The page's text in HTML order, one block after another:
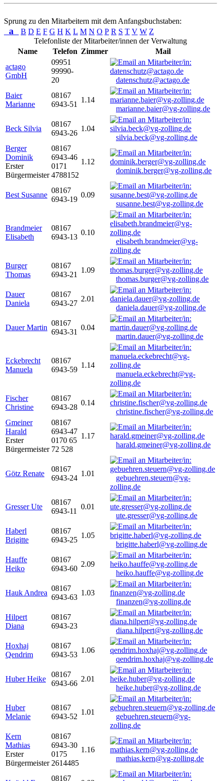
Sprung zu den Mitarbeitern mit dem Anfangsbuchstaben:
a B D E F G H K L M N O P R S T V W Z
Telefonliste der Mitarbeiter/innen der Verwaltung
Name
Telefon Zimmer
Mail
actago
GmbH
09951
99990-
20
datenschutz@actago.de
Baier
Marianne
08167
6943-51
1.14
marianne.baier@vg-zolling.de
Beck Silvia
08167
6943-26
1.04
silvia.beck@vg-zolling.de
Berger
Dominik
Erster
Bürgermeister
08167
6943-46
0171
4788152
1.12
dominik.berger@vg-zolling.de
Best Susanne
08167
6943-19
0.09
susanne.best@vg-zolling.de
Brandmeier
Elisabeth
08167
6943-13
0.10
elisabeth.brandmeier@vg-
zolling.de
Burger
Thomas
08167
6943-21
1.09
thomas.burger@vg-zolling.de
Dauer
Daniela
08167
6943-27
2.01
daniela.dauer@vg-zolling.de
Dauer Martin
08167
6943-31
0.04
martin.dauer@vg-zolling.de
Eckebrecht
Manuela
08167
6943-59
1.14
manuela.eckebrecht@vg-
zolling.de
Fischer
Christine
08167
6943-28
0.14
christine.fischer@vg-zolling.de
Gmeiner
Harald
Erster
Bürgermeister
08167
6943-47
0170 65
72 528
1.17
harald.gmeiner@vg-zolling.de
Götz Renate
08167
6943-24
1.01
gebuehren.steuern@vg-
zolling.de
Gresser Ute
08167
6943-11
0.01
ute.gresser@vg-zolling.de
Haberl
Brigitte
08167
6943-25
1.05
brigitte.haberl@vg-zolling.de
Hauffe
Heiko
08167
6943-60
2.09
heiko.hauffe@vg-zolling.de
Hauk Andrea
08167
6943-63
1.03
finanzen@vg-zolling.de
Hilpert
Diana
08167
6943-23
diana.hilpert@vg-zolling.de
Hoxhaj
Qendrim
08167
6943-53
1.06
qendrim.hoxhaj@vg-zolling.de
Huber Heike
08167
6943-66
2.01
heike.huber@vg-zolling.de
Huber
Melanie
08167
6943-52
1.01
gebuehren.steuern@vg-
zolling.de
Kern
Mathias
Erster
Bürgermeister
08167
6943-30
0175
2614485
1.16
mathias.kern@vg-zolling.de
08167